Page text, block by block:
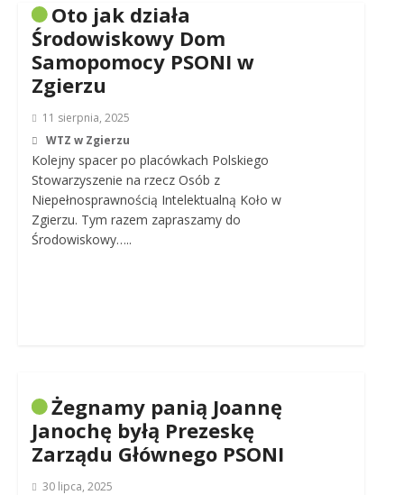
Oto jak działa
Środowiskowy Dom
Samopomocy PSONI w
Zgierzu
11 sierpnia, 2025
WTZ w Zgierzu
Kolejny spacer po placówkach Polskiego
Stowarzyszenie na rzecz Osób z
Niepełnosprawnością Intelektualną Koło w
Zgierzu. Tym razem zapraszamy do
Środowiskowy…..
Żegnamy panią Joannę
Janochę byłą Prezeskę
Zarządu Głównego PSONI
30 lipca, 2025